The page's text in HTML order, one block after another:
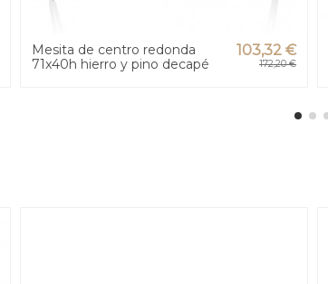
Mesita de centro redonda
71x40h hierro y pino decapé
103,32 €
172,20 €